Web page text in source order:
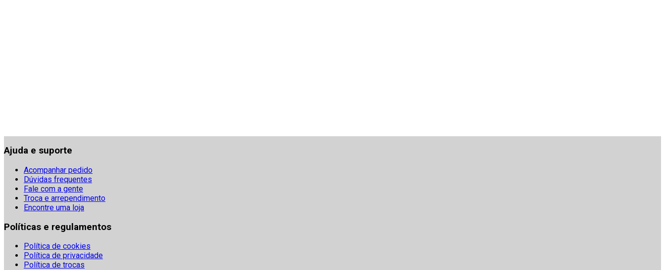
Ajuda e suporte
Acompanhar pedido
Dúvidas frequentes
Fale com a gente
Troca e arrependimento
Encontre uma loja
Políticas e regulamentos
Política de cookies
Política de privacidade
Política de trocas